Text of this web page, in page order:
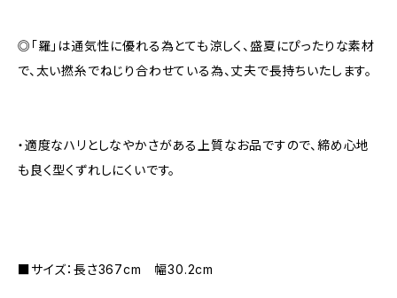
◎「羅」は通気性に優れる為とても涼しく、盛夏にぴったりな素材
で、太い撚糸でねじり合わせている為、丈夫で長持ちいたします。
・適度なハリとしなやかさがある上質なお品ですので、締め心地
も良く型くずれしにくいです。
■サイズ：長さ367cm 幅30.2cm